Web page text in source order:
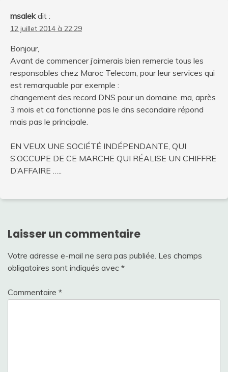
msalek dit :
12 juillet 2014 à 22:29
Bonjour,
Avant de commencer j’aimerais bien remercie tous les
responsables chez Maroc Telecom, pour leur services qui
est remarquable par exemple :
changement des record DNS pour un domaine .ma, après
3 mois et ca fonctionne pas le dns secondaire répond
mais pas le principale.
EN VEUX UNE SOCIÉTÉ INDÉPENDANTE, QUI
S’OCCUPE DE CE MARCHE QUI RÉALISE UN CHIFFRE
D’AFFAIRE …..
Laisser un commentaire
Votre adresse e-mail ne sera pas publiée. Les champs
obligatoires sont indiqués avec *
Commentaire *